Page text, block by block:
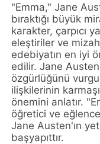
"Emma," Jane
bıraktığı büyük
karakter, çarpıcı
eleştiriler ve
edebiyatın en iyi
edilir. Jane
özgürlüğünü
ilişkilerinin
önemini anlatır.
öğretici ve
Jane Austen'ın
başyapıttır.